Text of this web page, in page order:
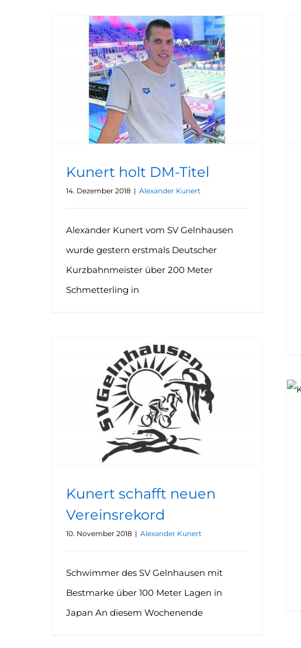
Kunert holt DM-Titel
14. Dezember 2018 | Alexander Kunert
Alexander Kunert vom SV Gelnhausen
wurde gestern erstmals Deutscher
Kurzbahnmeister über 200 Meter
Schmetterling in
Kunert schafft neuen
Vereinsrekord
10. November 2018 | Alexander Kunert
Schwimmer des SV Gelnhausen mit
Bestmarke über 100 Meter Lagen in
Japan An diesem Wochenende